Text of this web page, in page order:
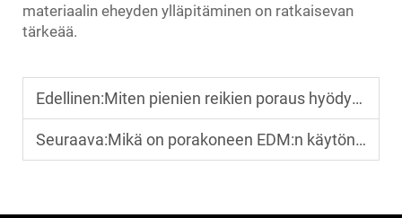
materiaalin eheyden ylläpitäminen on ratkaisevan
tärkeää.
Edellinen:Miten pienien reikien poraus hyödyttää nykyaikaista muottivalmistusta?
Seuraava:Mikä on porakoneen EDM:n käytön keskeiset edut tuotannossa?